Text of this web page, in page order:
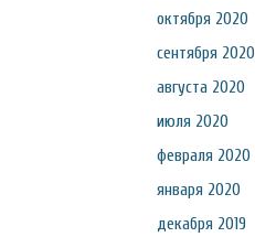
октября 2020
сентября 2020
августа 2020
июля 2020
февраля 2020
января 2020
декабря 2019